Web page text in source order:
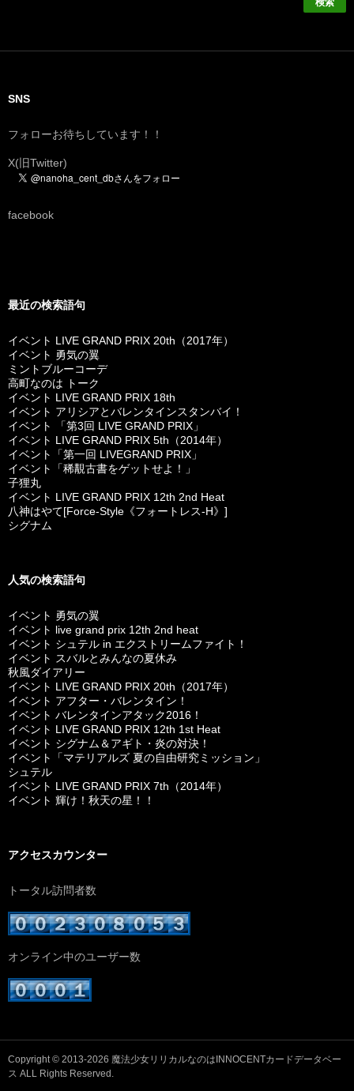
SNS
フォローお待ちしています！！
X(旧Twitter)
facebook
最近の検索語句
イベント LIVE GRAND PRIX 20th（2017年）
イベント 勇気の翼
ミントブルーコーデ
高町なのは トーク
イベント LIVE GRAND PRIX 18th
イベント アリシアとバレンタインスタンバイ！
イベント 「第3回 LIVE GRAND PRIX」
イベント LIVE GRAND PRIX 5th（2014年）
イベント「第一回 LIVEGRAND PRIX」
イベント「稀覯古書をゲットせよ！」
子狸丸
イベント LIVE GRAND PRIX 12th 2nd Heat
八神はやて[Force-Style《フォートレス-H》]
シグナム
人気の検索語句
イベント 勇気の翼
イベント live grand prix 12th 2nd heat
イベント シュテル in エクストリームファイト！
イベント スバルとみんなの夏休み
秋風ダイアリー
イベント LIVE GRAND PRIX 20th（2017年）
イベント アフター・バレンタイン！
イベント バレンタインアタック2016！
イベント LIVE GRAND PRIX 12th 1st Heat
イベント シグナム＆アギト・炎の対決！
イベント「マテリアルズ 夏の自由研究ミッション」
シュテル
イベント LIVE GRAND PRIX 7th（2014年）
イベント 輝け！秋天の星！！
アクセスカウンター
トータル訪問者数
オンライン中のユーザー数
Copyright © 2013-2026 魔法少女リリカルなのはINNOCENTカードデータベー
ス ALL Rights Reserved.